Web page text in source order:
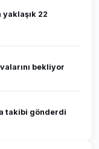
22
bekliyor
takibi gönderdi